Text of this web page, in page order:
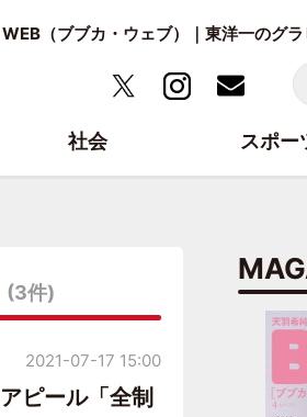
（ブブカ・ウェブ）｜東洋一のグ
(3件)
ピール「全制
2021-07-17 15:00
社会 スポー